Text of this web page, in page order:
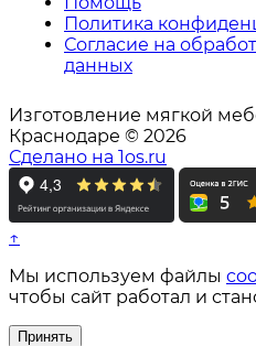
Политика
Согласие на
данных
Изготовление мягкой
Краснодаре © 2026
Сделано на 1os.ru
↑
Мы используем файлы
чтобы сайт работал и
Принять